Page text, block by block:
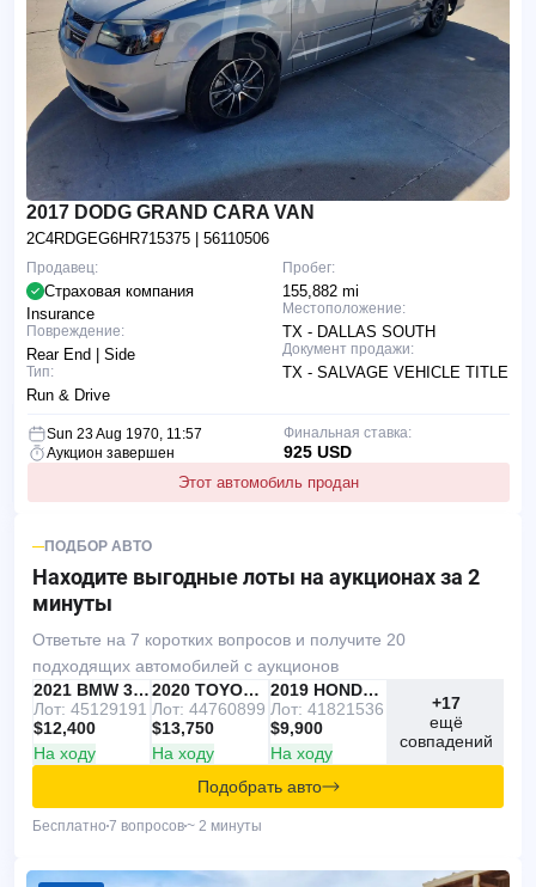
2017 DODG GRAND CARA VAN
2C4RDGEG6HR715375 | 56110506
Пробег:
155,882 mi
Местоположение:
TX - DALLAS SOUTH
Документ продажи:
TX - SALVAGE VEHICLE TITLE
Продавец:
Страховая компания
Insurance
Повреждение:
Rear End | Side
Тип:
Run & Drive
Sun 23 Aug 1970, 11:57
Аукцион завершен
Этот автомобиль продан
Финальная ставка:
925 USD
ПОДБОР АВТО
Находите выгодные лоты на аукционах за 2
минуты
Ответьте на 7 коротких вопросов и получите 20
подходящих автомобилей с аукционов
IAAI
РЕКОМЕНДУЕМ
2021 BMW 330I
Лот: 45129191
$12,400
На ходу
IAAI
2020 TOYOTA RAV4
Лот: 44760899
$13,750
На ходу
Copart
2019 HONDA ACCORD
Лот: 41821536
$9,900
На ходу
+17
ещё
совпадений
Подобрать авто
Бесплатно 7 вопросов~ 2 минуты